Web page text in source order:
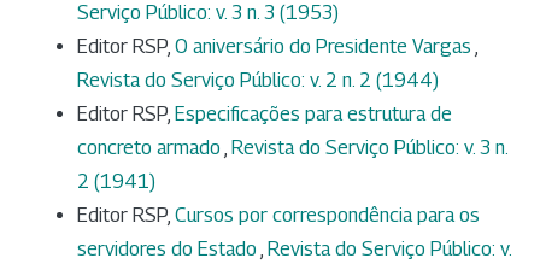
Serviço Público: v. 3 n. 3 (1953)
Editor RSP, O aniversário do Presidente Vargas ,
Revista do Serviço Público: v. 2 n. 2 (1944)
Editor RSP, Especificações para estrutura de
concreto armado , Revista do Serviço Público: v. 3 n.
2 (1941)
Editor RSP, Cursos por correspondência para os
servidores do Estado , Revista do Serviço Público: v.